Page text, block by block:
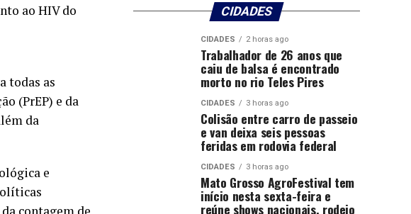
ao HIV do
todas as
(PrEP) e da
da
e
CIDADES
CIDADES 2 horas ago
Trabalhador de 26 anos que
caiu de balsa é encontrado
morto no rio Teles Pires
CIDADES 3 horas ago
Colisão entre carro de passeio
e van deixa seis pessoas
feridas em rodovia federal
CIDADES 3 horas ago
Mato Grosso AgroFestival tem
início nesta sexta-feira e
reúne shows nacionais, rodeio